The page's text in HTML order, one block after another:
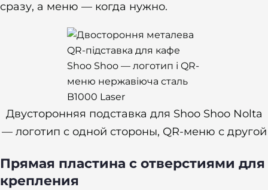
сразу, а меню — когда нужно.
Двусторонняя подставка для Shoo Shoo Nolta
— логотип с одной стороны, QR-меню с другой
Прямая пластина с отверстиями для
крепления